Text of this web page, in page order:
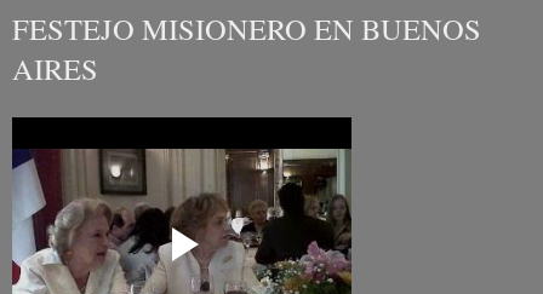
FESTEJO MISIONERO EN BUENOS
AIRES